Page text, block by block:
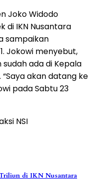
Joko Widodo
di IKN Nusantara
sampaikan
Jokowi menyebut,
ada di Kepala
akan datang ke
pada Sabtu 23
NSI
di IKN Nusantara